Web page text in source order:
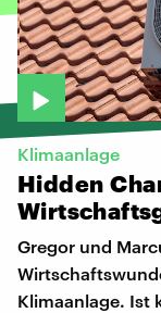
Klimaanlage
Hidden
Gregor und
Klimaanlage. Ist